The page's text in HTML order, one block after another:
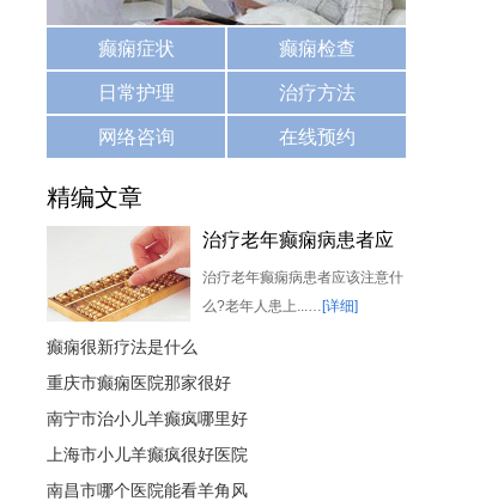
癫痫症状 癫痫检查
日常护理 治疗方法
网络咨询 在线预约
精编文章
治疗老年癫痫病患者应
该注意什么
治疗老年癫痫病患者应该注意什
么?老年人患上...… [详细]
癫痫很新疗法是什么
重庆市癫痫医院那家很好
南宁市治小儿羊癫疯哪里好
上海市小儿羊癫疯很好医院
南昌市哪个医院能看羊角风